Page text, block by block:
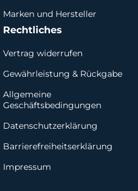
Marken und Hersteller
Rechtliches
Vertrag widerrufen
Gewährleistung & Rückgabe
Allgemeine
Geschäftsbedingungen
Datenschutzerklärung
Barrierefreiheitserklärung
Impressum